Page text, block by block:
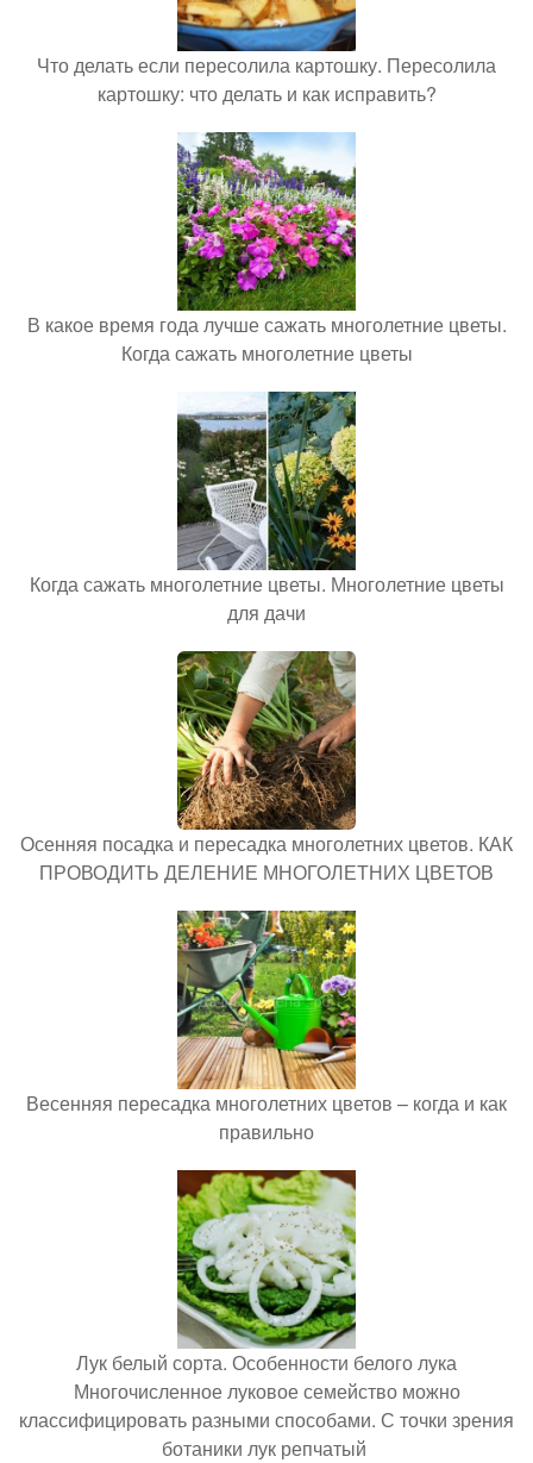
Что делать если пересолила картошку. Пересолила
картошку: что делать и как исправить?
В какое время года лучше сажать многолетние цветы.
Когда сажать многолетние цветы
Когда сажать многолетние цветы. Многолетние цветы
для дачи
Осенняя посадка и пересадка многолетних цветов. КАК
ПРОВОДИТЬ ДЕЛЕНИЕ МНОГОЛЕТНИХ ЦВЕТОВ
Весенняя пересадка многолетних цветов – когда и как
правильно
Лук белый сорта. Особенности белого лука
Многочисленное луковое семейство можно
классифицировать разными способами. С точки зрения
ботаники лук репчатый